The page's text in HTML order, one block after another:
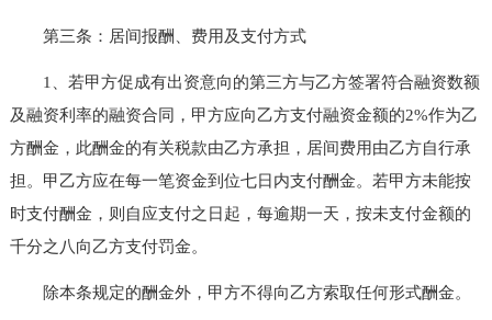
第三条：居间报酬、费用及支付方式
1、若甲方促成有出资意向的第三方与乙方签署符合融资数额
及融资利率的融资合同，甲方应向乙方支付融资金额的2%作为乙
方酬金，此酬金的有关税款由乙方承担，居间费用由乙方自行承
担。甲乙方应在每一笔资金到位七日内支付酬金。若甲方未能按
时支付酬金，则自应支付之日起，每逾期一天，按未支付金额的
千分之八向乙方支付罚金。
除本条规定的酬金外，甲方不得向乙方索取任何形式酬金。